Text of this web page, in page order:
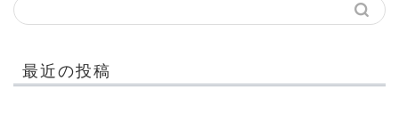
最近の投稿